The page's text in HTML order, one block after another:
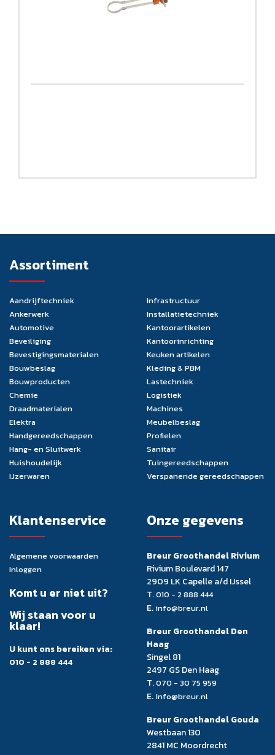
Assortiment
Aandrijftechniek
Ankerwerk
Automotive
Beveiliging
Bevestigingsmaterialen
Bouwbeslag
Bouwproducten
Chemie
Draadmaterialen
Elektra
Handgereedschappen
Hang- en Sluitwerk
Huishoudelijk
IJzerwaren
Infrastructuur
Installatietechniek
Kantoorartikelen
Kantoorinrichting
Keuken artikelen
Kleding & PBM
Lastechniek
Logistiek
Machines
Meubelbeslag
Profielen
Sanitair
Tuingereedschappen
Verspanende gereedschappen
Klantenservice
Algemene voorwaarden
Inloggen
Komt u er niet uit?
Wij staan voor u
klaar!
U kunt ons bereiken via:
010 - 2 888 444
Onze gegevens
Breur Groothandel Rivium
Rivium Boulevard 147
2909 LK Capelle a/d IJssel
T.010 - 2 888 444
E. info@breur.nl
Breur Groothandel Den
Haag
Singel 81
2497 GS Den Haag
T.070 - 30 75 959
E. info@breur.nl
Breur Groothandel Gouda
Westbaan 130
2841 MC Moordrecht